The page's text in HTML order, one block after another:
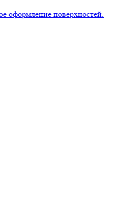
оформление поверхностей.